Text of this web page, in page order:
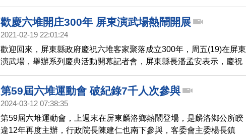
蔡英文，祝福運動會圓滿成功。
歡慶六堆開庄300年 屏東演武場熱鬧開展
2021-02-19 22:01:24
歡迎回來，屏東縣政府慶祝六堆客家聚落成立300年，周五(19)在屏東
演武場，舉辦系列慶典活動開幕記者會，屏東縣長潘孟安表示，慶祝
活動將持續一整年，客家博物館也將在今年開放，邀請民眾一起來屏
東見證六堆300年的文化底蘊。
第59屆六堆運動會 破紀錄7千人次參與
2024-03-12 07:38:35
第59屆六堆運動會，上週末在屏東麟洛鄉熱鬧登場，是麟洛鄉公所睽
違12年再度主辦，行政院長陳建仁也南下參與，客委會主委楊長鎮